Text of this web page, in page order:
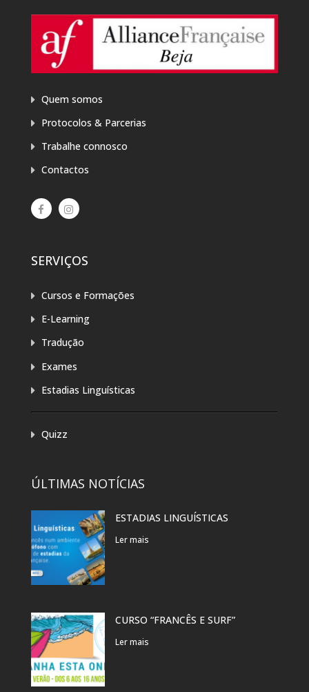
Quem somos
Protocolos & Parcerias
Trabalhe connosco
Contactos
SERVIÇOS
Cursos e Formações
E-Learning
Tradução
Exames
Estadias Linguísticas
Quizz
ÚLTIMAS NOTÍCIAS
ESTADIAS LINGUÍSTICAS
Ler mais
CURSO “FRANCÊS E SURF”
Ler mais